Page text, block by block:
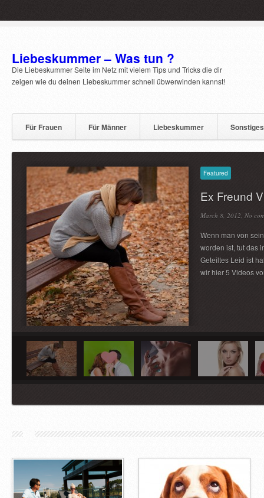
Liebeskummer – Was tun ?
Die Liebeskummer Seite im Netz mit vielem Tips und Tricks die dir
zeigen wie du deinen Liebeskummer schnell übwerwinden kannst!
Für Frauen Für Männer Liebeskummer Sonstiges
Featured
Ex Freund
March 8, 2012, No
Wenn man von
worden ist, tut das
Geteiltes Leid ist
wir hier 5 Videos
Heimlich
March 7, 2012,No
ganzen Welt
erkennen, ob
Featured